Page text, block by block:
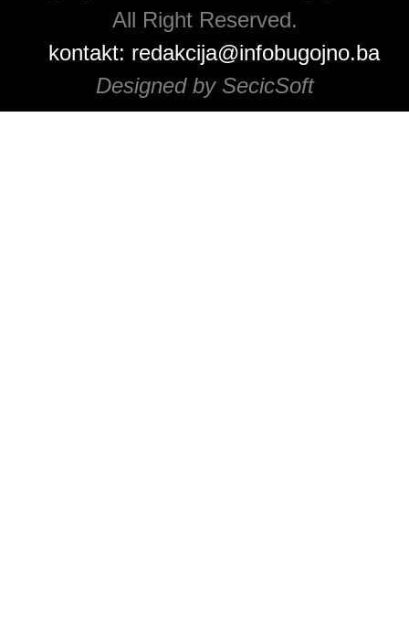
All Right Reserved.
kontakt: redakcija@infobugojno.ba
Designed by SecicSoft